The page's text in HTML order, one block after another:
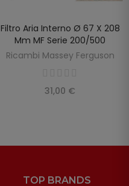
SCOPRIRE
Filtro Aria Interno Ø 67 X 208
Mm MF Serie 200/500
Ricambi Massey Ferguson
31,00 €
TOP BRANDS